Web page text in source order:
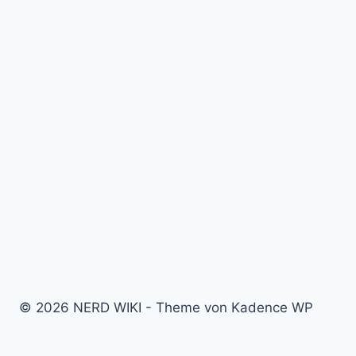
© 2026 NERD WIKI - Theme von Kadence WP